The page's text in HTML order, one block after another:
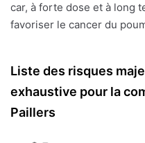
car, à forte dose et à long
favoriser le cancer du
Liste des risques
exhaustive pour la
Paillers